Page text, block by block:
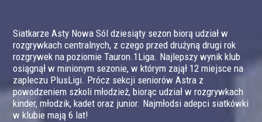
Siatkarze Asty Nowa Sól dziesiąty sezon biorą udział w
rozgrywkach centralnych, z czego przed drużyną drugi rok
rozgrywek na poziomie Tauron.1Liga. Najlepszy wynik klub
osiągnął w minionym sezonie, w którym zajął 12 miejsce na
zapleczu PlusLigi. Prócz sekcji seniorów Astra z
powodzeniem szkoli młodzież, biorąc udział w rozgrywkach
kinder, młodzik, kadet oraz junior. Najmłodsi adepci siatkówki
w klubie mają 6 lat!